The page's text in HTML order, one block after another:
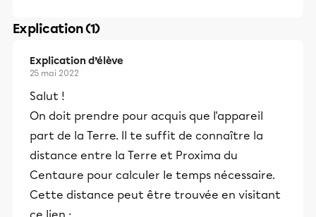
Explication (1)
Explication d’élève
25 mai 2022
Salut !
On doit prendre pour acquis que l'appareil
part de la Terre. Il te suffit de connaître la
distance entre la Terre et Proxima du
Centaure pour calculer le temps nécessaire.
Cette distance peut être trouvée en visitant